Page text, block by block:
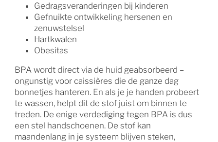
Gedragsveranderingen bij kinderen
Gefnuikte ontwikkeling hersenen en
zenuwstelsel
Hartkwalen
Obesitas
BPA wordt direct via de huid geabsorbeerd –
ongunstig voor caissières die de ganze dag
bonnetjes hanteren. En als je je handen probeert
te wassen, helpt dit de stof juist om binnen te
treden. De enige verdediging tegen BPA is dus
een stel handschoenen. De stof kan
maandenlang in je systeem blijven steken,